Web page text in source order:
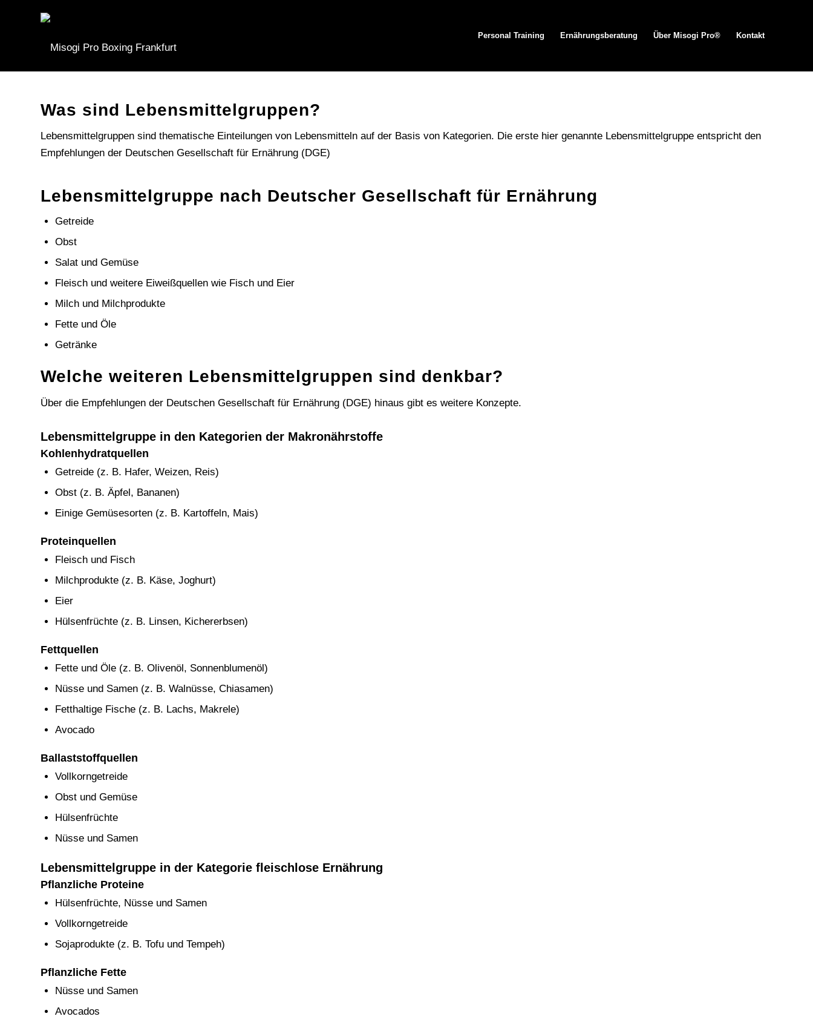
Personal Training Ernährungsberatung Über Misogi Pro® Kontakt
Was sind Lebensmittelgruppen?
Lebensmittelgruppen sind thematische Einteilungen von Lebensmitteln auf der Basis von Kategorien. Die erste hier genannte Lebensmittelgruppe entspricht den
Empfehlungen der Deutschen Gesellschaft für Ernährung (DGE)
Lebensmittelgruppe nach Deutscher Gesellschaft für Ernährung
Getreide
Obst
Salat und Gemüse
Fleisch und weitere Eiweißquellen wie Fisch und Eier
Milch und Milchprodukte
Fette und Öle
Getränke
Welche weiteren Lebensmittelgruppen sind denkbar?
Über die Empfehlungen der Deutschen Gesellschaft für Ernährung (DGE) hinaus gibt es weitere Konzepte.
Lebensmittelgruppe in den Kategorien der Makronährstoffe
Kohlenhydratquellen
Getreide (z. B. Hafer, Weizen, Reis)
Obst (z. B. Äpfel, Bananen)
Einige Gemüsesorten (z. B. Kartoffeln, Mais)
Proteinquellen
Fleisch und Fisch
Milchprodukte (z. B. Käse, Joghurt)
Eier
Hülsenfrüchte (z. B. Linsen, Kichererbsen)
Fettquellen
Fette und Öle (z. B. Olivenöl, Sonnenblumenöl)
Nüsse und Samen (z. B. Walnüsse, Chiasamen)
Fetthaltige Fische (z. B. Lachs, Makrele)
Avocado
Ballaststoffquellen
Vollkorngetreide
Obst und Gemüse
Hülsenfrüchte
Nüsse und Samen
Lebensmittelgruppe in der Kategorie fleischlose Ernährung
Pflanzliche Proteine
Hülsenfrüchte, Nüsse und Samen
Vollkorngetreide
Sojaprodukte (z. B. Tofu und Tempeh)
Pflanzliche Fette
Nüsse und Samen
Avocados